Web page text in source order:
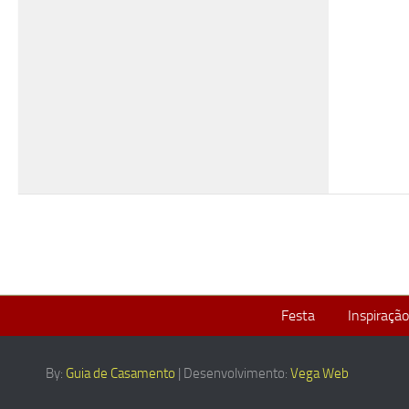
Festa Inspiração
By: Guia de Casamento | Desenvolvimento: Vega Web